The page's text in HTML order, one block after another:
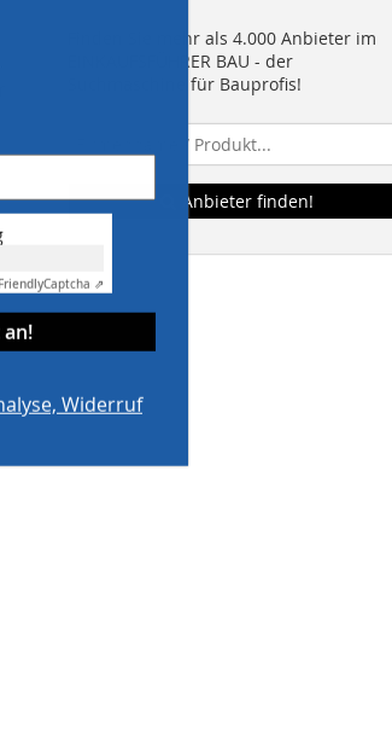
Friendly Captcha ⇗
Widerruf
Finden Sie mehr als 4.000 Anbieter im
EINKAUFSFÜHRER BAU - der
Suchmaschine für Bauprofis!
Anbieter finden!